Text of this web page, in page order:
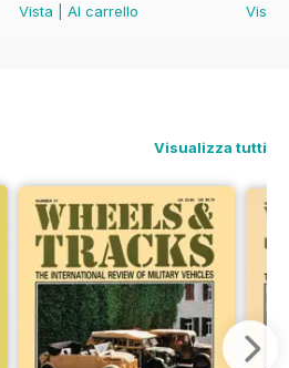
Vista
Al carrello
Vista
Visualizza tutti